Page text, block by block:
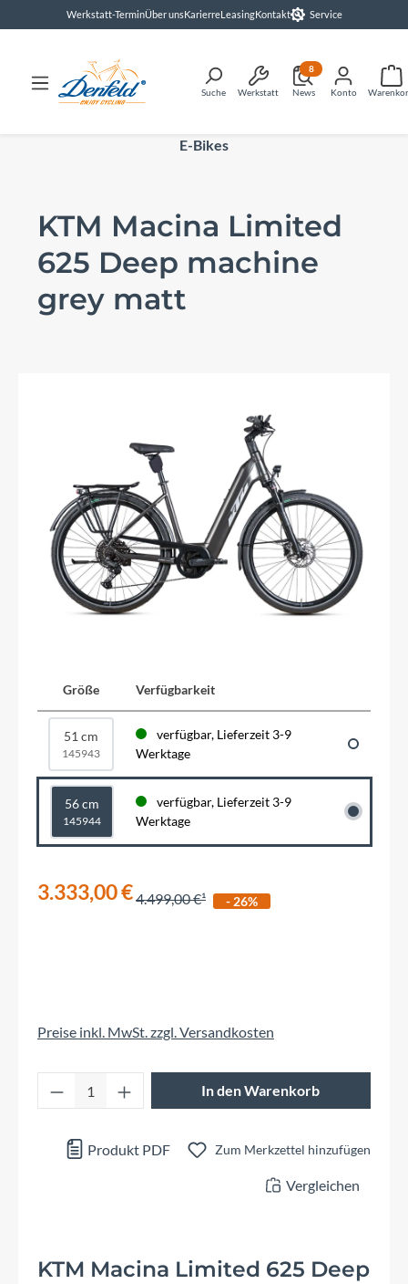
springenWerkstatt-TerminÜber unsKarierreLeasingKontakt Service
Suche Werkstatt News
8
Konto
E-Bikes
KTM Macina Limited
625 Deep machine
grey matt
Größe Verfügbarkeit
51 cm
145943
verfügbar, Lieferzeit 3-9
Werktage
56 cm
145944
verfügbar, Lieferzeit 3-9
Werktage
3.333,00 €4.499,00 € - 26%
Preise inkl. MwSt. zzgl. Versandkosten
Produkt Anzahl: Gib den gewünschten
In den Warenkorb
Produkt PDF Zum Merkzettel hinzufügen
Vergleichen
KTM Macina Limited 625 Deep